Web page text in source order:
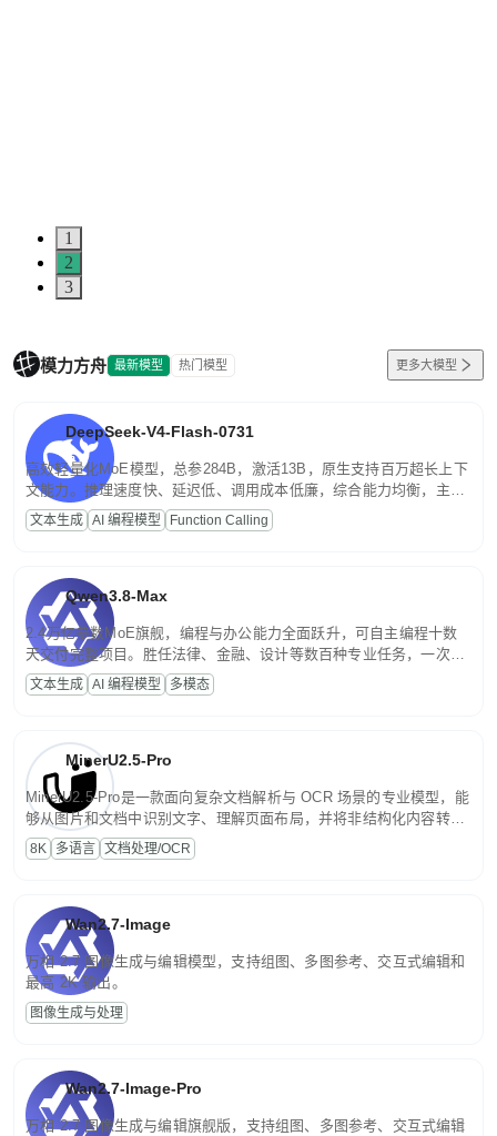
1
2
3
模力方舟 最新模型 热门模型 更多大模型
DeepSeek-V4-Flash-0731
高效轻量化MoE模型，总参284B，激活13B，原生支持百万超长上下
文能力。推理速度快、延迟低、调用成本低廉，综合能力均衡，主打
高并发、轻量化任务，适合日常对话、内容创作、基础 RAG、批量
文案处理等普惠刚需场景。
文本生成 AI 编程模型 Function Calling
Qwen3.8-Max
2.4万亿参数MoE旗舰，编程与办公能力全面跃升，可自主编程十数
天交付完整项目。胜任法律、金融、设计等数百种专业任务，一次对
话端到端交付生产级成果。原生视觉理解贯穿规划、执行与验证全流
程，支持超长文档与长视频的深度语义解析。长程任务中自主规划与
文本生成 AI 编程模型 多模态
MinerU2.5-Pro
MinerU2.5-Pro是一款面向复杂文档解析与 OCR 场景的专业模型，能
够从图片和文档中识别文字、理解页面布局，并将非结构化内容转换
为便于存储、检索和二次处理的结构化结果。
8K 多语言 文档处理/OCR
Wan2.7-Image
万相 2.7 图像生成与编辑模型，支持组图、多图参考、交互式编辑和
最高 2K 输出。
图像生成与处理
Wan2.7-Image-Pro
万相 2.7 图像生成与编辑旗舰版，支持组图、多图参考、交互式编辑